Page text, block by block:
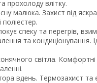
прохолоду влітку.
малюка. Захист від
спеку та перегрів,
та кондиціонування.
світла.
вдень. Термозахист та